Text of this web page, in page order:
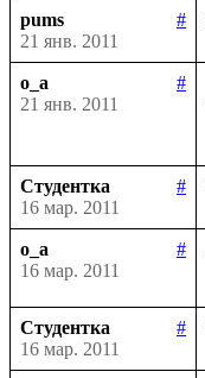
pums
#
21 янв. 2011
o_a
#
21 янв. 2011
Студентка
#
16 мар. 2011
o_a
#
16 мар. 2011
Студентка
#
16 мар. 2011